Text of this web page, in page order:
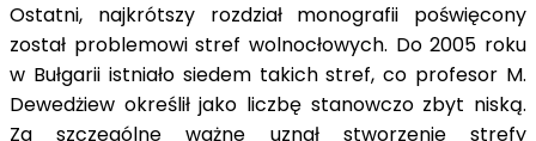
Ostatni, najkrótszy rozdział monografii poświęcony
został problemowi stref wolnocłowych. Do 2005 roku
w Bułgarii istniało siedem takich stref, co profesor M.
Dewedżiew określił jako liczbę stanowczo zbyt niską.
Za szczególne ważne uznał stworzenie strefy